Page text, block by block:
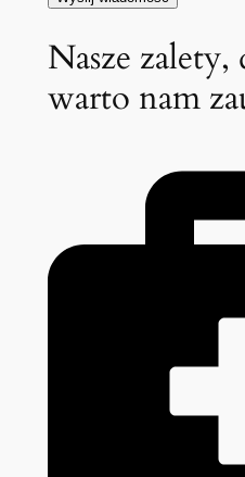
Nasze zalety,
warto nam